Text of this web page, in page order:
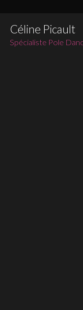
Céline Picault
Spécialiste Pole